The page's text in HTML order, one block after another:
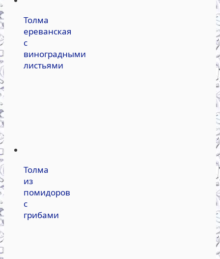
Толма
ереванская
с
виноградными
листьями
Толма
из
помидоров
с
грибами